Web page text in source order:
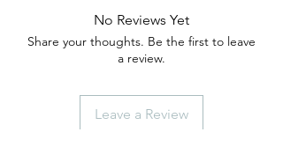
No Reviews Yet
Share your thoughts. Be the first to leave
a review.
Leave a Review